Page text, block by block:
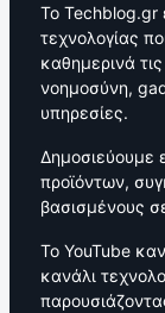
Το Techblog.gr
τεχνολογίας
καθημερινά
νοημοσύνη,
υπηρεσίες.
Δημοσιεύουμε
προϊόντων,
βασισμένους
Το YouTube
κανάλι